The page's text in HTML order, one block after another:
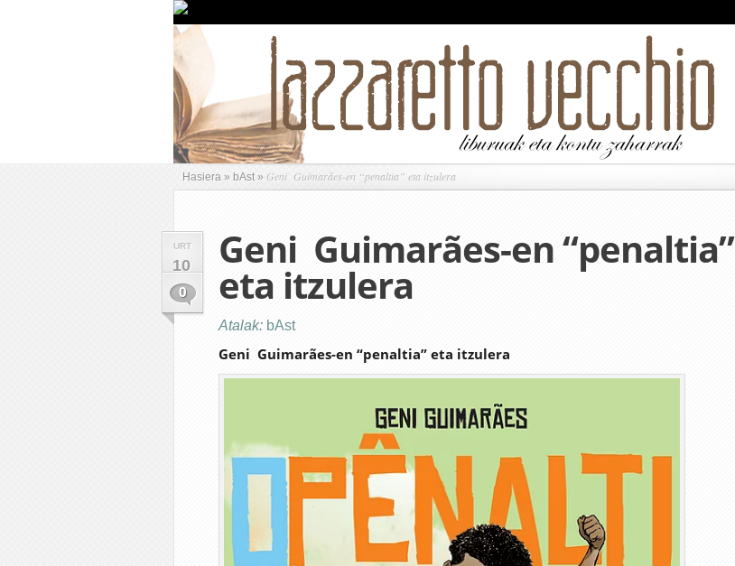
Hasiera » bAst » Geni Guimarães-en “penaltia” eta itzulera
URT
10
0
Geni Guimarães-en “penaltia”
eta itzulera
Atalak: bAst
Geni Guimarães-en “penaltia” eta itzulera